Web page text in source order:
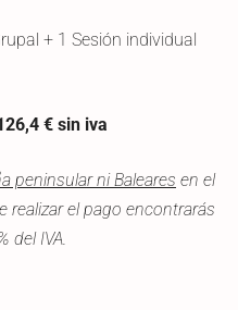
+ 1 Sesión individual
€ sin iva
peninsular ni Baleares en el
realizar el pago encontrarás
del IVA.